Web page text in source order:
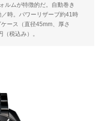
ルムが特徴的だ。自動巻き
時。パワーリザーブ約41時
ース（直径45mm、厚さ
税込み）。